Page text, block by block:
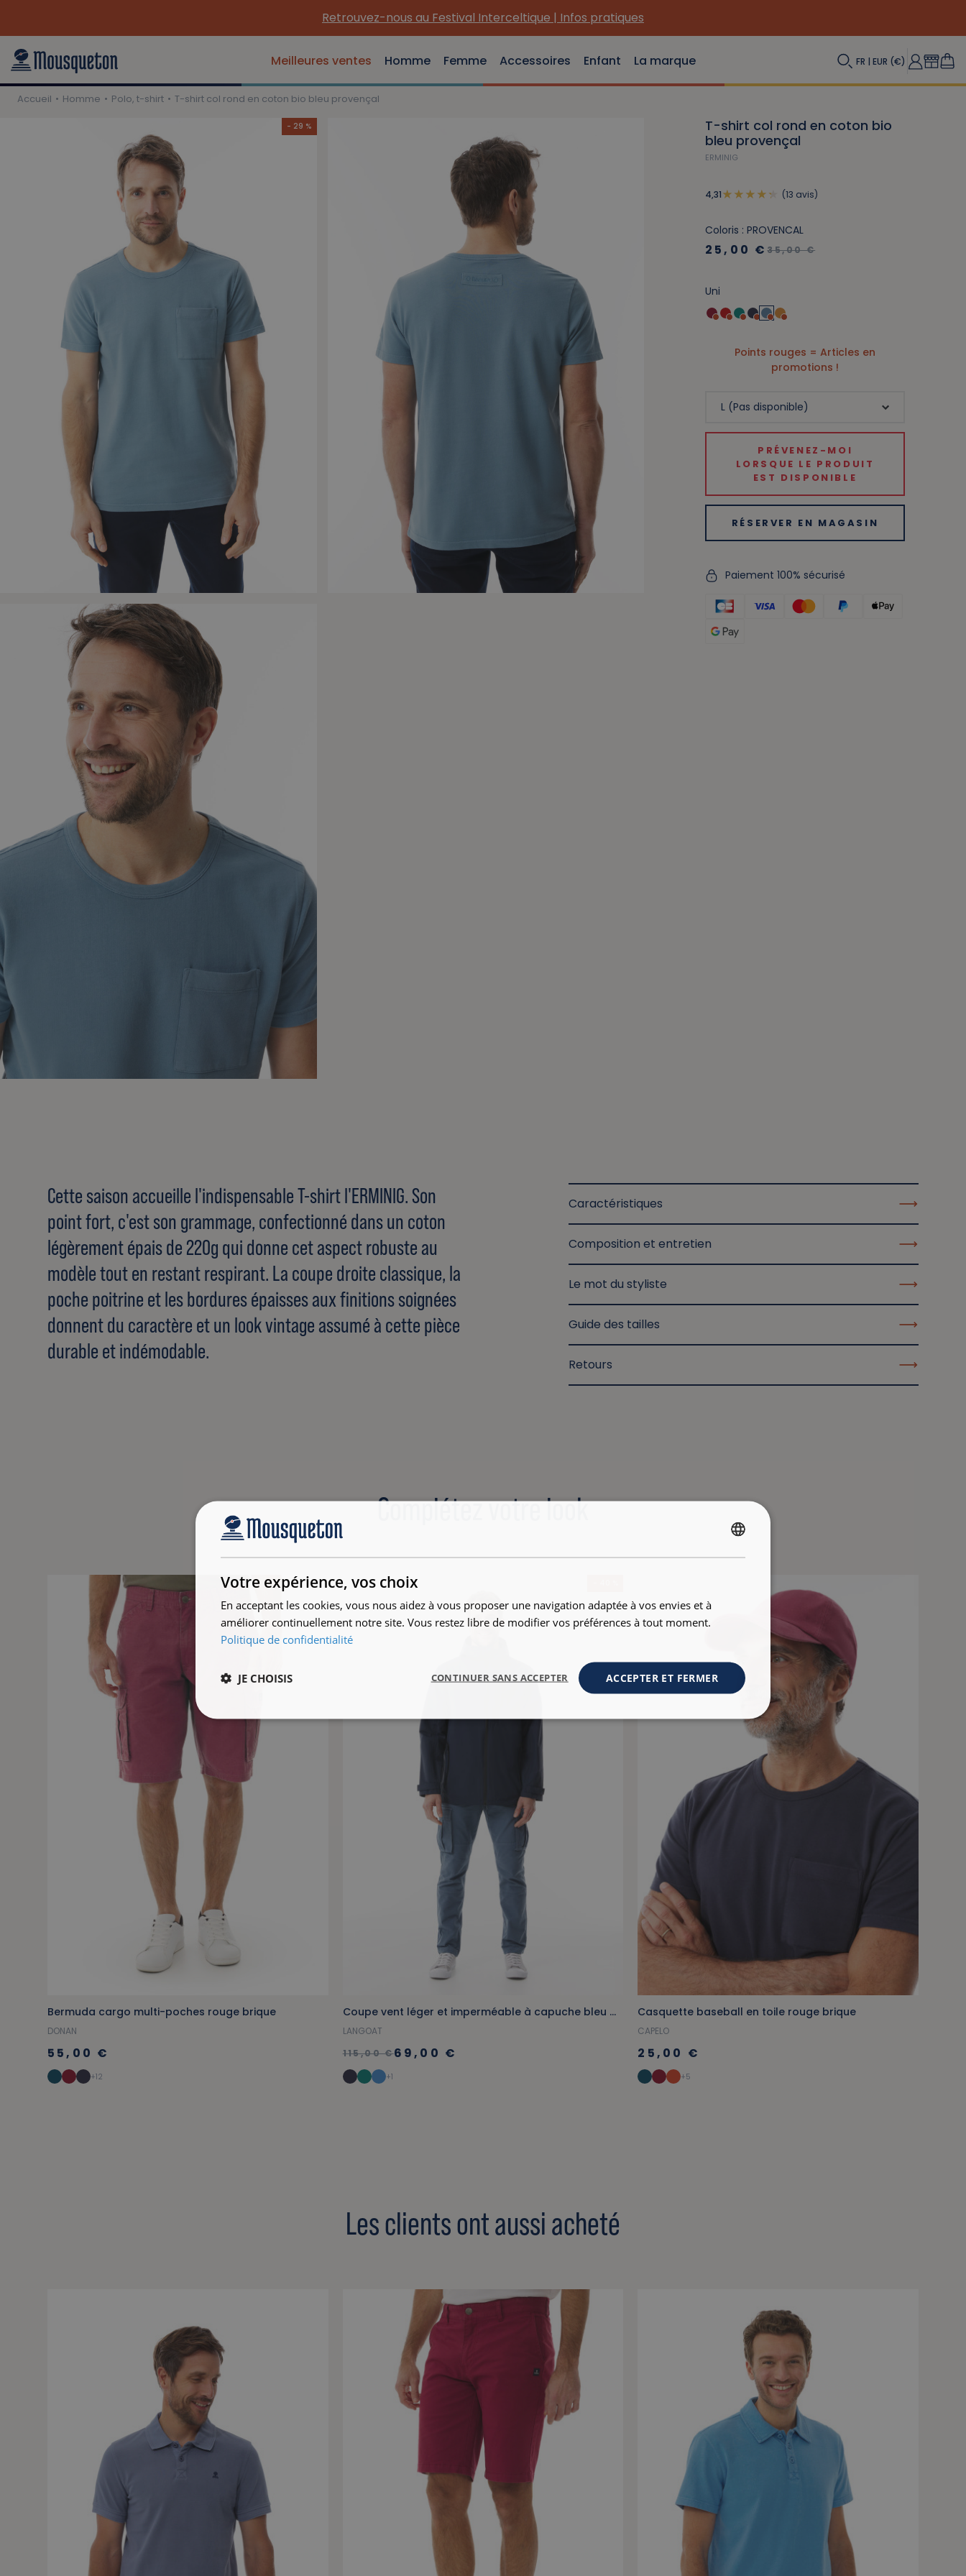
Retrouvez-nous au Festival Interceltique | Infos pratiques
Meilleures ventes Homme Femme Accessoires Enfant La marque FR | EUR (€)
T-shirt col rond en coton bio
bleu provençal
ERMINIG
4,31 (13 avis)
Coloris : PROVENCAL
25,00 €35,00 €
Uni
Points rouges = Articles en
promotions !
PRÉVENEZ-MOI
LORSQUE LE PRODUIT
EST DISPONIBLE
RÉSERVER EN MAGASIN
Paiement 100% sécurisé
Accueil Homme Polo, t-shirt T-shirt col rond en coton bio bleu provençal
- 29 %
Cette saison accueille l'indispensable T-shirt l'ERMINIG. Son
point fort, c'est son grammage, confectionné dans un coton
légèrement épais de 220g qui donne cet aspect robuste au
modèle tout en restant respirant. La coupe droite classique, la
poche poitrine et les bordures épaisses aux finitions soignées
donnent du caractère et un look vintage assumé à cette pièce
durable et indémodable.
Caractéristiques
Composition et entretien
Le mot du styliste
Guide des tailles
Retours
Complétez votre look
Bermuda cargo multi-poches rouge brique
DONAN
55,00 €
+12
Coupe vent léger et imperméable à capuche bleu marine
LANGOAT
115,00 €69,00 €
+1
Casquette baseball en toile rouge brique
CAPELO
25,00 €
+5
Les clients ont aussi acheté
Votre expérience, vos choix
En acceptant les cookies, vous nous aidez à vous proposer une navigation adaptée à vos envies et à
améliorer continuellement notre site. Vous restez libre de modifier vos préférences à tout moment.
Politique de confidentialité
ACCEPTER ET FERMER
CONTINUER SANS ACCEPTER
JE CHOISIS